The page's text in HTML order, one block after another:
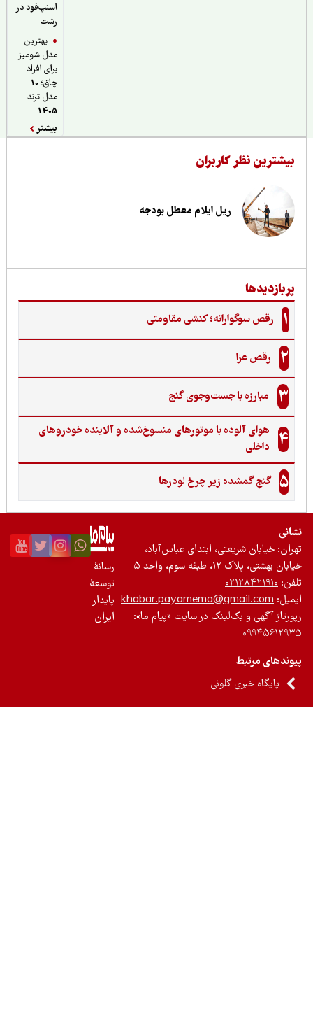
اسنپ‌فود در
بهترین
مدل شومیز
برای افراد
چاق؛ 10
مدل ترند
نظر کاربران
ریل ایلام معطل بودجه
رقص سوگوارانه؛ کنشی مقاومتی
رقص عزا
مبارزه با جست‌وجوی گنج‌
هوای آلوده با موتورهای منسوخ‌شده و آلاینده خودروهای
داخلی
گنجِ گمشده زیر چرخ لودرها
خیابان شریعتی، ابتدای عباس‌آباد،
بهشتی، پلاک ۱۲، طبقه سوم، واحد ۵
۰۲۱۲۸۴۲۱۹۱۰
khabar.payamema@gmail.com
آگهی و بک‌لینک در سایت «پیام ما»:
مرتبط
پایگاه خبری گلونی
رسانۀ
توسعۀ
پایدار
ایران